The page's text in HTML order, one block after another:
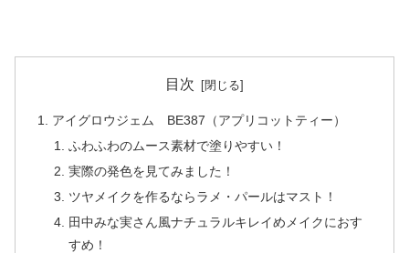
目次
アイグロウジェム BE387（アプリコットティー）
ふわふわのムース素材で塗りやすい！
実際の発色を見てみました！
ツヤメイクを作るならラメ・パールはマスト！
田中みな実さん風ナチュラルキレイめメイクにおす
すめ！